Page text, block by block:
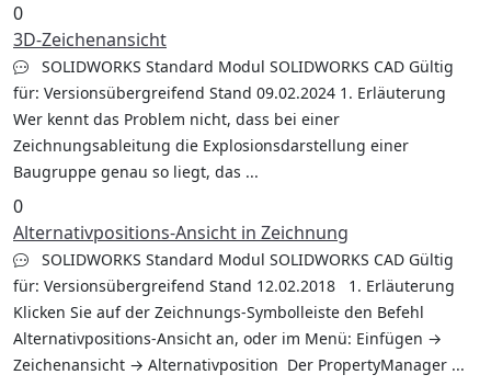
0
3D-Zeichenansicht
SOLIDWORKS Standard Modul SOLIDWORKS CAD Gültig
für: Versionsübergreifend Stand 09.02.2024 1. Erläuterung
Wer kennt das Problem nicht, dass bei einer
Zeichnungsableitung die Explosionsdarstellung einer
Baugruppe genau so liegt, das ...
0
Alternativpositions-Ansicht in Zeichnung
SOLIDWORKS Standard Modul SOLIDWORKS CAD Gültig
für: Versionsübergreifend Stand 12.02.2018 1. Erläuterung
Klicken Sie auf der Zeichnungs-Symbolleiste den Befehl
Alternativpositions-Ansicht an, oder im Menü: Einfügen →
Zeichenansicht → Alternativposition Der PropertyManager ...